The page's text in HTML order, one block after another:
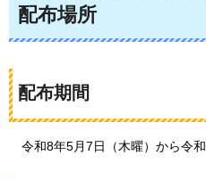
配布場所
配布期間
令和8年5月7日（木曜）から令